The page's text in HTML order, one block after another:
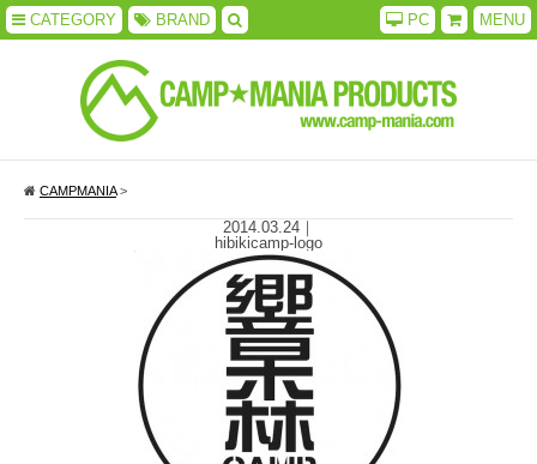
CATEGORY BRAND MENU
PC
CAMPMANIA>
2014.03.24｜
hibikicamp-logo